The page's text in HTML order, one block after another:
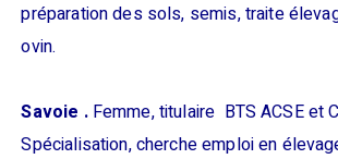
préparation des sols, semis, traite
ovin.
Savoie .Femme, titulaire BTS ACSE et
Spécialisation, cherche emploi en